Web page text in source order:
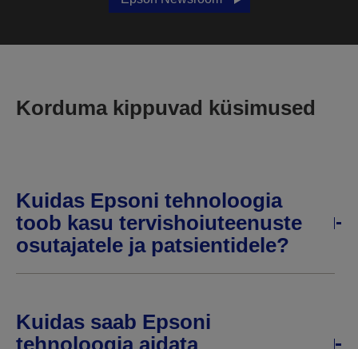
Korduma kippuvad küsimused
Kuidas Epsoni tehnoloogia
toob kasu tervishoiuteenuste
osutajatele ja patsientidele?
Kuidas saab Epsoni